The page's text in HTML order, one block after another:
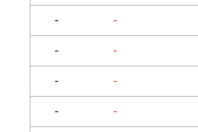
-
-
-
-
-
-
-
-